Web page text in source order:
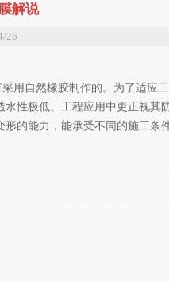
解说
26
用自然橡胶制作的。为了适应
性极低。工程应用中更正视其
的能力，能承受不同的施工条